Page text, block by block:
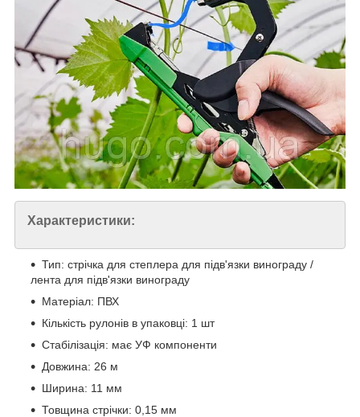
Характеристики:
Тип: стрічка для степлера для підв'язки винограду /
лента для підв'язки винограду
Матеріал: ПВХ
Кількість рулонів в упаковці: 1 шт
Стабілізація: має УФ компоненти
Довжина: 26 м
Ширина: 11 мм
Товщина стрічки: 0,15 мм